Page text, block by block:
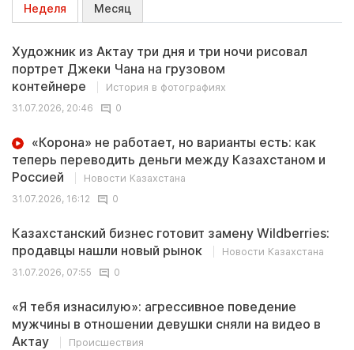
Неделя Месяц
Художник из Актау три дня и три ночи рисовал
портрет Джеки Чана на грузовом
контейнере
История в фотографиях
31.07.2026, 20:46
0
«Корона» не работает, но варианты есть: как
теперь переводить деньги между Казахстаном и
Россией
Новости Казахстана
31.07.2026, 16:12
0
Казахстанский бизнес готовит замену Wildberries:
продавцы нашли новый рынок
Новости Казахстана
31.07.2026, 07:55
0
«Я тебя изнасилую»: агрессивное поведение
мужчины в отношении девушки сняли на видео в
Актау
Происшествия